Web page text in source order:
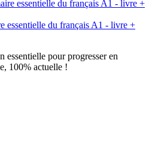
essentielle du français A1 - livre +
essentielle pour progresser en
100% actuelle !